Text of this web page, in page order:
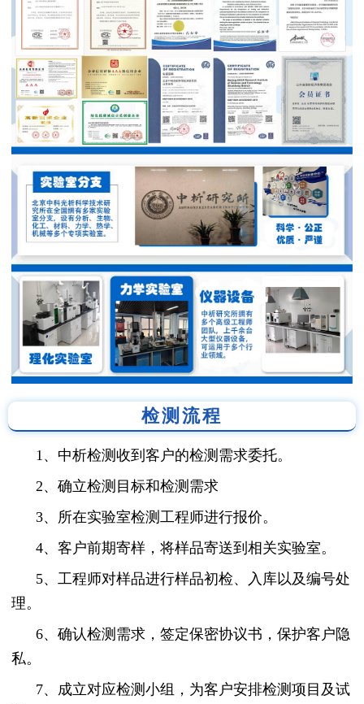
检测流程
1、中析检测收到客户的检测需求委托。
2、确立检测目标和检测需求
3、所在实验室检测工程师进行报价。
4、客户前期寄样，将样品寄送到相关实验室。
5、工程师对样品进行样品初检、入库以及编号处
理。
6、确认检测需求，签定保密协议书，保护客户隐
私。
7、成立对应检测小组，为客户安排检测项目及试